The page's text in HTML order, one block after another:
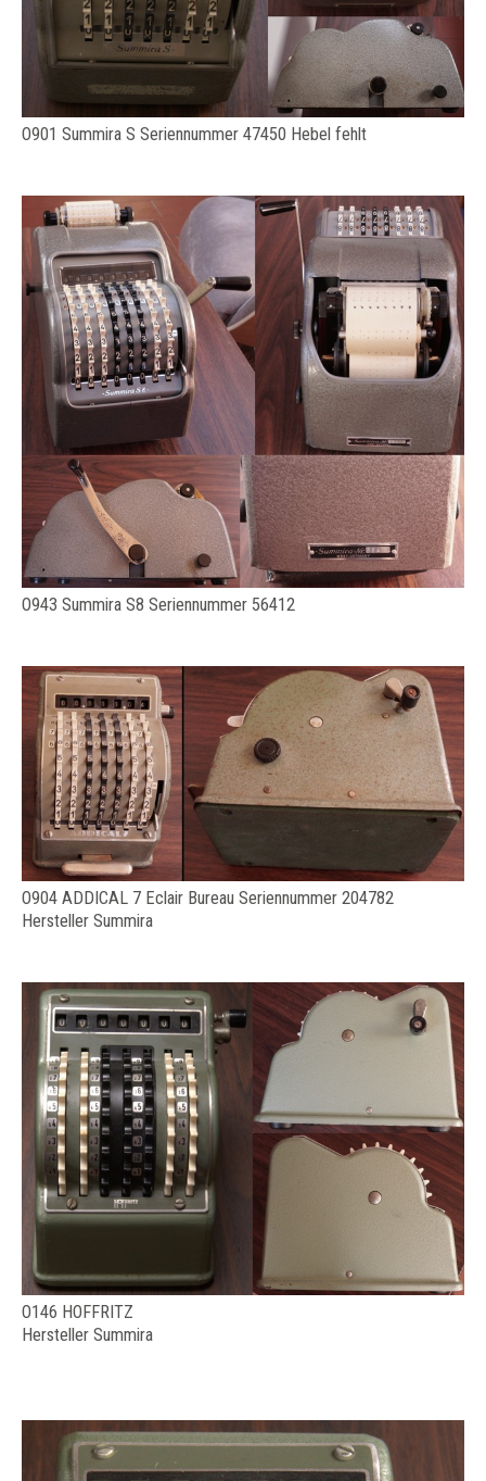
O901 Summira S Seriennummer 47450 Hebel fehlt
O943 Summira S8 Seriennummer 56412
O904 ADDICAL 7 Eclair Bureau Seriennummer 204782
Hersteller Summira
O146 HOFFRITZ
Hersteller Summira